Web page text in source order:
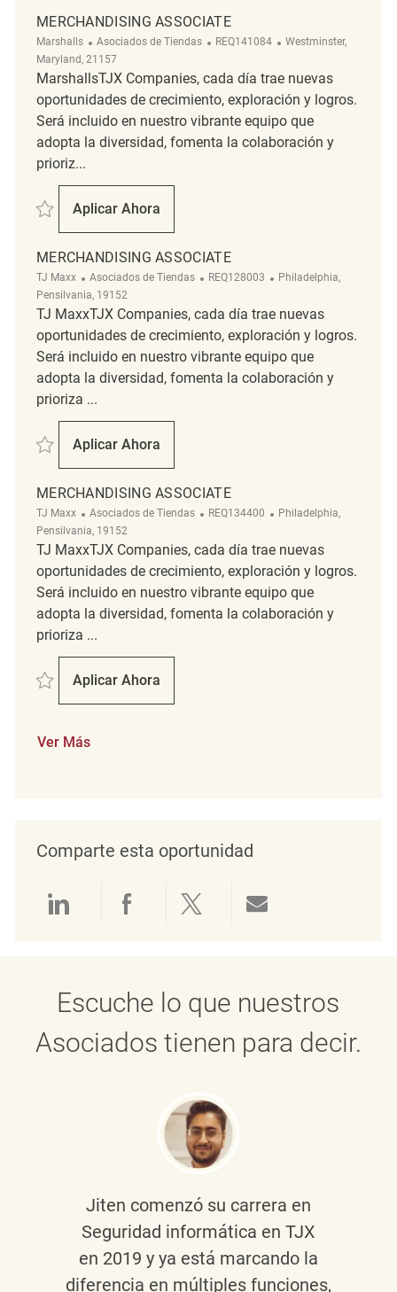
MERCHANDISING ASSOCIATE
Marshalls Categoría
Asociados de Tiendas ReqId
REQ141084 Ubicación
Westminster,
Maryland, 21157
MarshallsTJX Companies, cada día trae nuevas
oportunidades de crecimiento, exploración y logros.
Será incluido en nuestro vibrante equipo que
adopta la diversidad, fomenta la colaboración y
prioriz...
Salvar Merchandising Associate REQ141084
Aplicar Ahora
Merchandising Associate
MERCHANDISING ASSOCIATE
TJ Maxx Categoría
Asociados de Tiendas ReqId
REQ128003 Ubicación
Philadelphia,
Pensilvania, 19152
TJ MaxxTJX Companies, cada día trae nuevas
oportunidades de crecimiento, exploración y logros.
Será incluido en nuestro vibrante equipo que
adopta la diversidad, fomenta la colaboración y
prioriza ...
Salvar Merchandising Associate REQ128003
Aplicar Ahora
Merchandising Associate
MERCHANDISING ASSOCIATE
TJ Maxx Categoría
Asociados de Tiendas ReqId
REQ134400 Ubicación
Philadelphia,
Pensilvania, 19152
TJ MaxxTJX Companies, cada día trae nuevas
oportunidades de crecimiento, exploración y logros.
Será incluido en nuestro vibrante equipo que
adopta la diversidad, fomenta la colaboración y
prioriza ...
Salvar Merchandising Associate REQ134400
Aplicar Ahora
Merchandising Associate
Ver Más
Comparte esta oportunidad
Compartir a través de LinkedIn
Compartir a través de
Compartir a través
Escuche lo que nuestros
Asociados tienen para decir.
Jiten comenzó su carrera en
Seguridad informática en TJX
en 2019 y ya está marcando la
diferencia en múltiples funciones,